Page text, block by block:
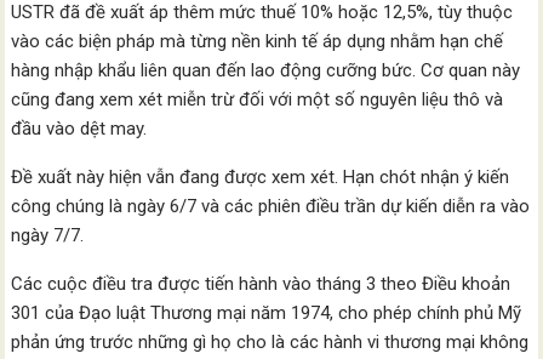
USTR đã đề xuất áp thêm mức thuế 10% hoặc 12,5%, tùy thuộc
vào các biện pháp mà từng nền kinh tế áp dụng nhằm hạn chế
hàng nhập khẩu liên quan đến lao động cưỡng bức. Cơ quan này
cũng đang xem xét miễn trừ đối với một số nguyên liệu thô và
đầu vào dệt may.
Đề xuất này hiện vẫn đang được xem xét. Hạn chót nhận ý kiến
công chúng là ngày 6/7 và các phiên điều trần dự kiến diễn ra vào
ngày 7/7.
Các cuộc điều tra được tiến hành vào tháng 3 theo Điều khoản
301 của Đạo luật Thương mại năm 1974, cho phép chính phủ Mỹ
phản ứng trước những gì họ cho là các hành vi thương mại không